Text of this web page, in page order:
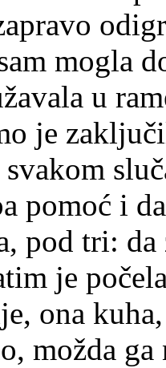
mogla
u
je
pomoć i
pod tri:
je
ona
možda ga